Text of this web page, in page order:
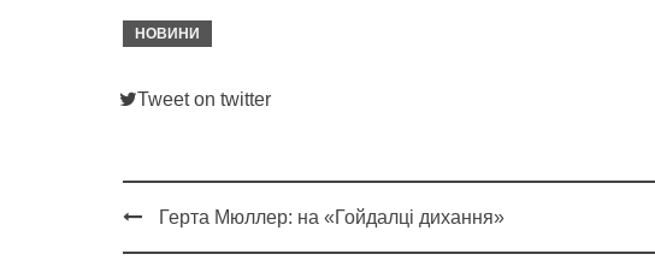
НОВИНИ
Tweet on twitter
Post
Герта Мюллер: на «Гойдалці дихання»